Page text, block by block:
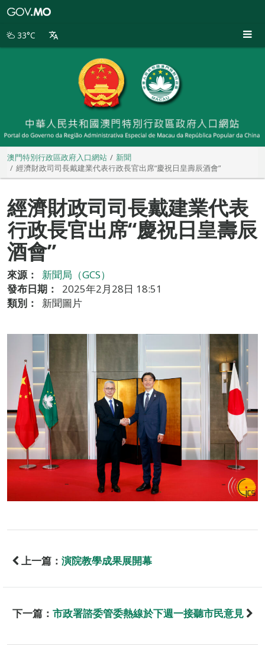
別
33°C
澳門特別行政區政府入口網站
新聞
經濟財政司司長戴建業代表行政長官出席“慶祝日皇壽辰酒會”
經濟財政司司長戴建業代表
行政長官出席“慶祝日皇壽辰
酒會”
來源：
新聞局（GCS）
發布日期：
2025年2月28日 18:51
類別：
新聞圖片
上一篇： 演院教學成果展開幕
下一篇： 市政署諮委管委熱線於下週一接聽市民意見